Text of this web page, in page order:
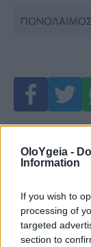
OloYgeia -
Information
If you wish to
processing of
targeted
section to
ΠΟΝΌΛΑΙΜΟΣ
Just in